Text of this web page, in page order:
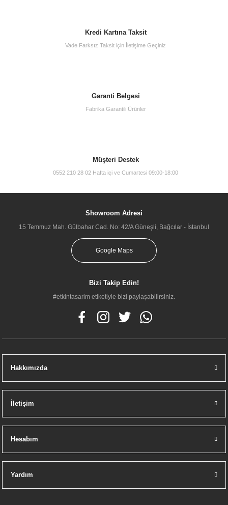
Kredi Kartına Taksit
Vade Farksız Taksit için İletişime Geçiniz
Garanti Belgesi
Fabrika Garantili Ürünler
Müşteri Destek
0552 210 28 02 Hafta içi ve Cumartesi 09:00-18:00
Showroom Adresi
15 Temmuz Mah. Gülbahar Cad. No: 42/A Güneşli, Bağcılar - İstanbul
Google Maps
Bizi Takip Edin!
#etkintasarim etiketiyle bizi paylaşabilirsiniz.
Hakkımızda
İletişim
Hesabım
Yardım